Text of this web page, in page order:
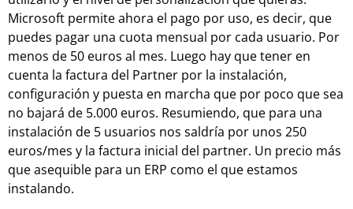
Microsoft permite ahora el pago por uso, es decir, que
puedes pagar una cuota mensual por cada usuario. Por
menos de 50 euros al mes. Luego hay que tener en
cuenta la factura del Partner por la instalación,
configuración y puesta en marcha que por poco que sea
no bajará de 5.000 euros. Resumiendo, que para una
instalación de 5 usuarios nos saldría por unos 250
euros/mes y la factura inicial del partner. Un precio más
que asequible para un ERP como el que estamos
instalando.